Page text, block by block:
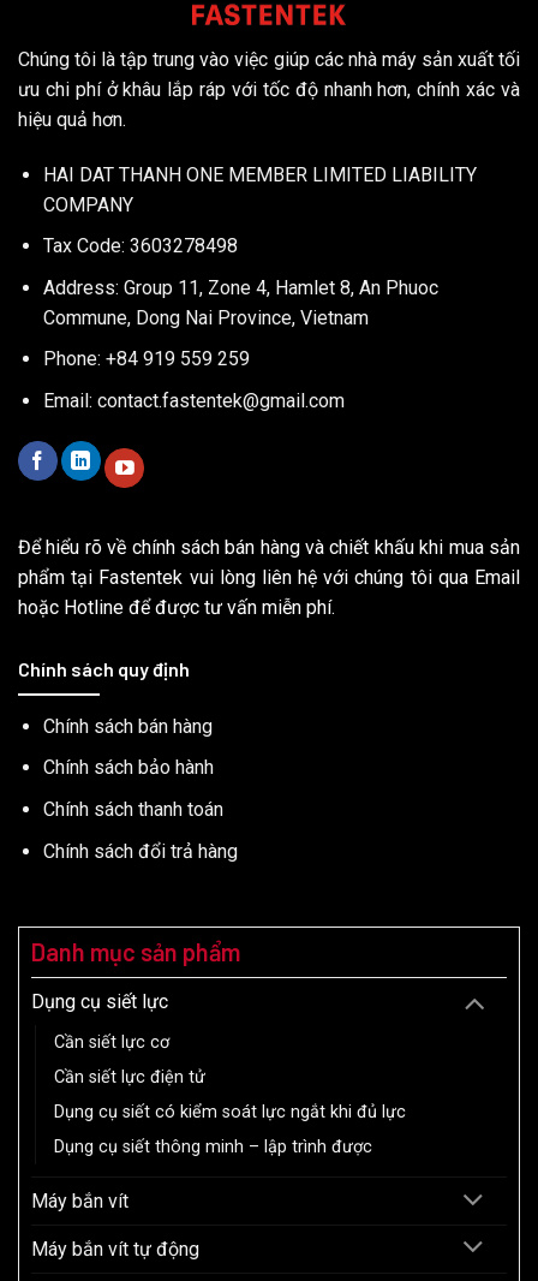
Chúng tôi là tập trung vào việc giúp các nhà máy sản xuất tối
ưu chi phí ở khâu lắp ráp với tốc độ nhanh hơn, chính xác và
hiệu quả hơn.
HAI DAT THANH ONE MEMBER LIMITED LIABILITY
COMPANY
Tax Code: 3603278498
Address: Group 11, Zone 4, Hamlet 8, An Phuoc
Commune, Dong Nai Province, Vietnam
Phone: +84 919 559 259
Email: contact.fastentek@gmail.com
Để hiểu rõ về chính sách bán hàng và chiết khấu khi mua sản
phẩm tại Fastentek vui lòng liên hệ với chúng tôi qua Email
hoặc Hotline để được tư vấn miễn phí.
Chính sách quy định
Chính sách bán hàng
Chính sách bảo hành
Chính sách thanh toán
Chính sách đổi trả hàng
Danh mục sản phẩm
Dụng cụ siết lực
Cần siết lực cơ
Cần siết lực điện tử
Dụng cụ siết có kiểm soát lực ngắt khi đủ lực
Dụng cụ siết thông minh – lập trình được
Máy bắn vít
Máy bắn vít tự động